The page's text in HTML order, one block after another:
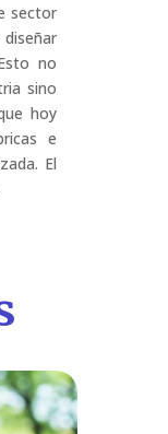
sector
no
sino
hoy
e
El